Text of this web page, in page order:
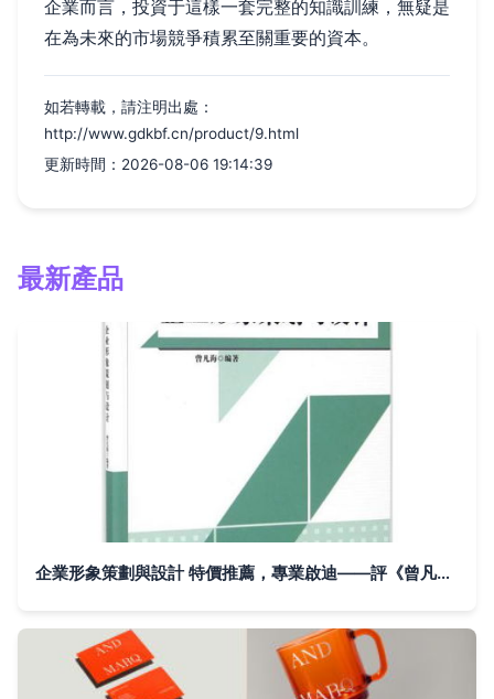
企業而言，投資于這樣一套完整的知識訓練，無疑是
在為未來的市場競爭積累至關重要的資本。
如若轉載，請注明出處：
http://www.gdkbf.cn/product/9.html
更新時間：2026-08-06 19:14:39
最新產品
企業形象策劃與設計 特價推薦，專業啟迪——評《曾凡海》編著雙料力量